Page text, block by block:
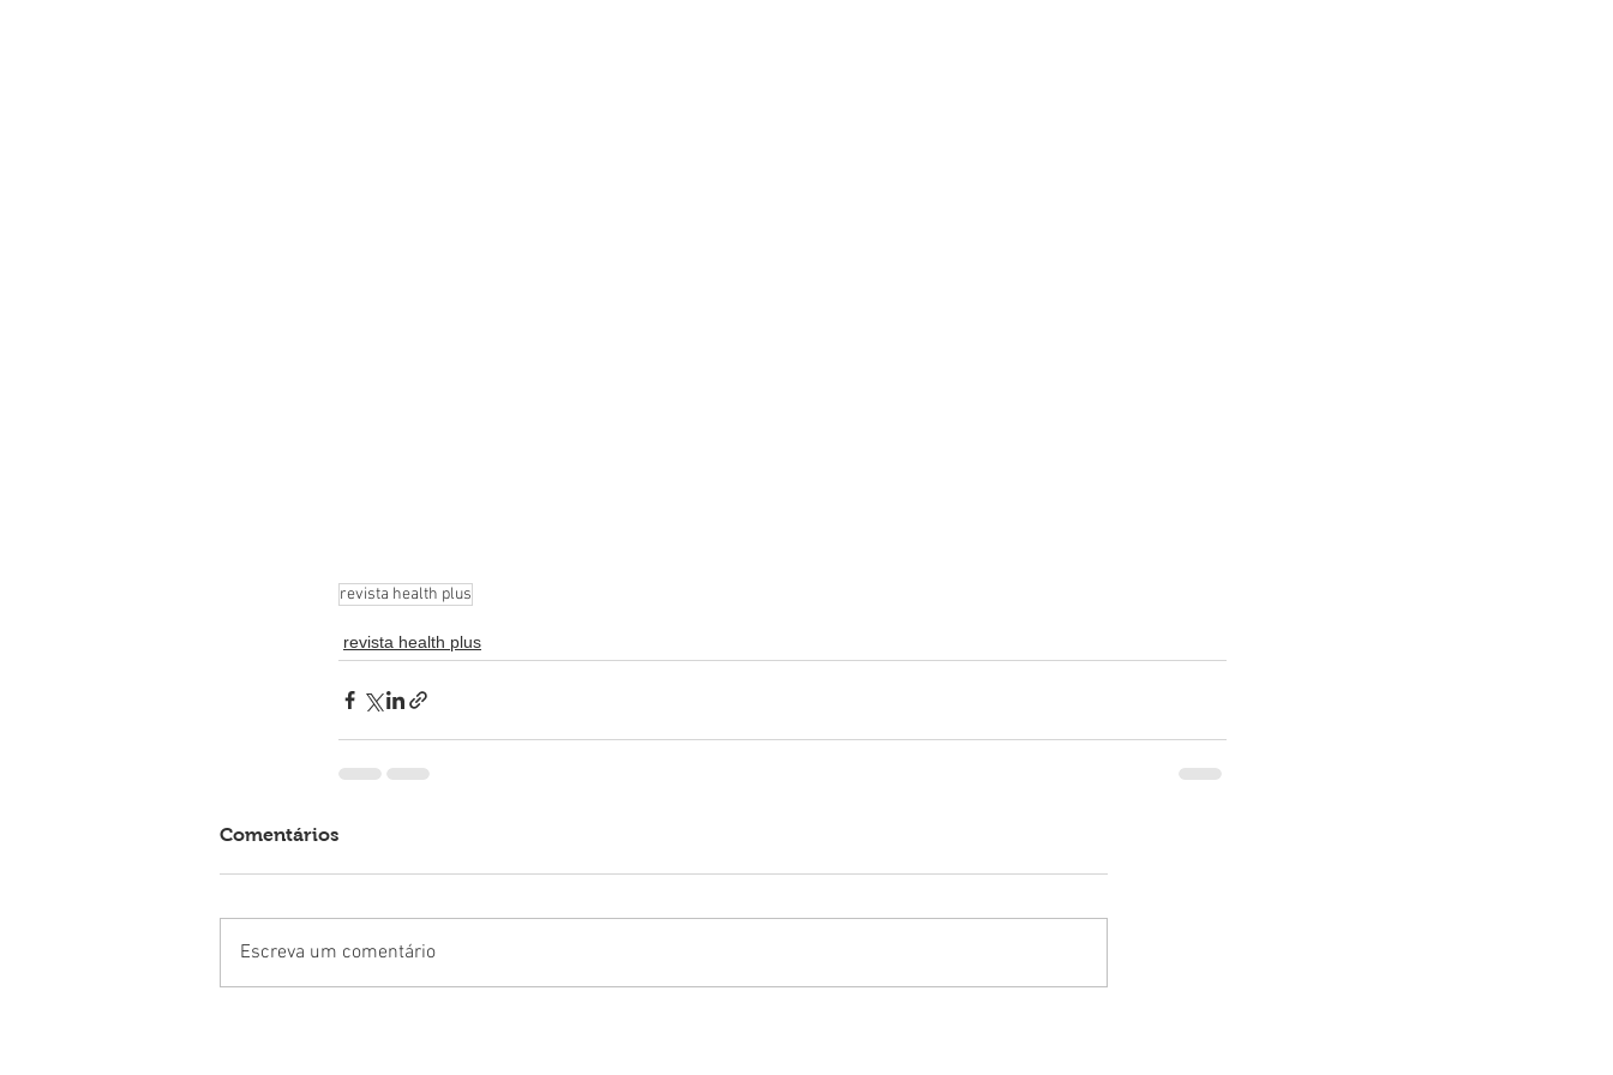
revista health plus
revista health plus
Comentários
Escreva um comentário